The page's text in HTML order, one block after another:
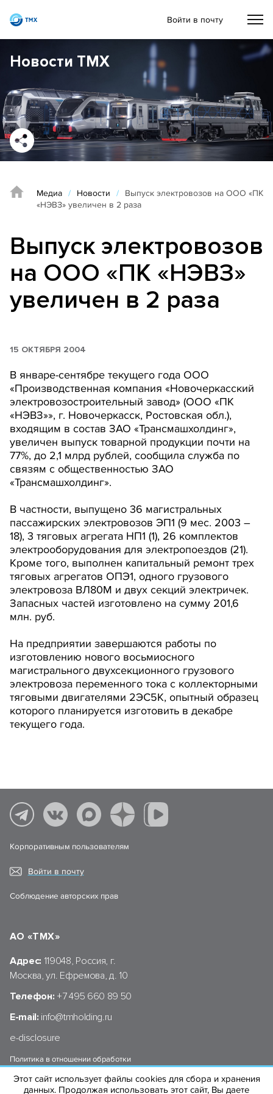
Войти в почту
Новости ТМХ
Медиа / Новости /
Выпуск электровозов на ООО «ПК
«НЭВЗ» увеличен в 2 раза
Выпуск электровозов
на ООО «ПК «НЭВЗ»
увеличен в 2 раза
15 ОКТЯБРЯ 2004
В январе-сентябре текущего года ООО
«Производственная компания «Новочеркасский
электровозостроительный завод» (ООО «ПК
«НЭВЗ»», г. Новочеркасск, Ростовская обл.),
входящим в состав ЗАО «Трансмашхолдинг»,
увеличен выпуск товарной продукции почти на
77%, до 2,1 млрд рублей, сообщила служба по
связям с общественностью ЗАО
«Трансмашхолдинг».
В частности, выпущено 36 магистральных
пассажирских электровозов ЭП1 (9 мес. 2003 –
18), 3 тяговых агрегата НП1 (1), 26 комплектов
электрооборудования для электропоездов (21).
Кроме того, выполнен капитальный ремонт трех
тяговых агрегатов ОПЭ1, одного грузового
электровоза ВЛ80М и двух секций электричек.
Запасных частей изготовлено на сумму 201,6
млн. руб.
На предприятии завершаются работы по
изготовлению нового восьмиосного
магистрального двухсекционного грузового
электровоза переменного тока с коллекторными
тяговыми двигателями 2ЭС5К, опытный образец
которого планируется изготовить в декабре
текущего года.
Корпоративным пользователям
Войти в почту
Соблюдение авторских прав
АО «ТМХ»
Адрес: 119048, Россия, г.
Москва, ул. Ефремова, д. 10
Телефон: +7 495 660 89 50
E-mail: info@tmholding.ru
e-disclosure
Политика в отношении обработки
персональных данных АО «ТМХ»
Этот сайт использует файлы cookies для сбора и хранения
данных. Продолжая использовать этот сайт, Вы даете